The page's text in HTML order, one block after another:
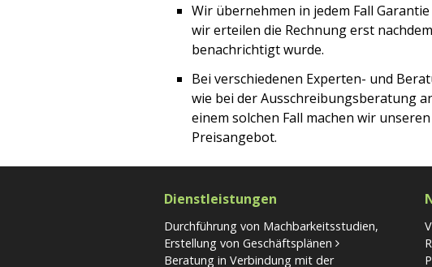
Wir übernehmen in jedem Fall
wir erteilen die Rechnung erst
benachrichtigt wurde.
Bei verschiedenen Experten- und
wie bei der Ausschreibungsberatung
einem solchen Fall machen wir
Preisangebot.
Dienstleistungen
Durchführung von Machbarkeitsstudien,
Erstellung von Geschäftsplänen
Beratung in Verbindung mit der